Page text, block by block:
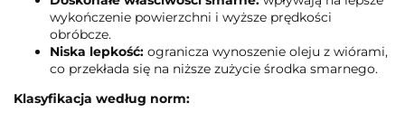
wykończenie powierzchni i wyższe prędkości
obróbcze.
Niska lepkość: ogranicza wynoszenie oleju z wiórami,
co przekłada się na niższe zużycie środka smarnego.
Klasyfikacja według norm: